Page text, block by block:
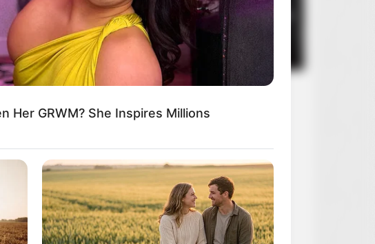
3
Stan zagrożenia
10 sierpnia 2026
Her GRWM? She Inspires Millions